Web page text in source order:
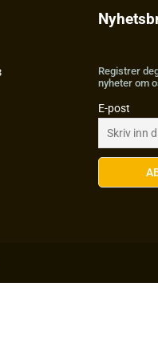
Registrer
nyheter om
E-post